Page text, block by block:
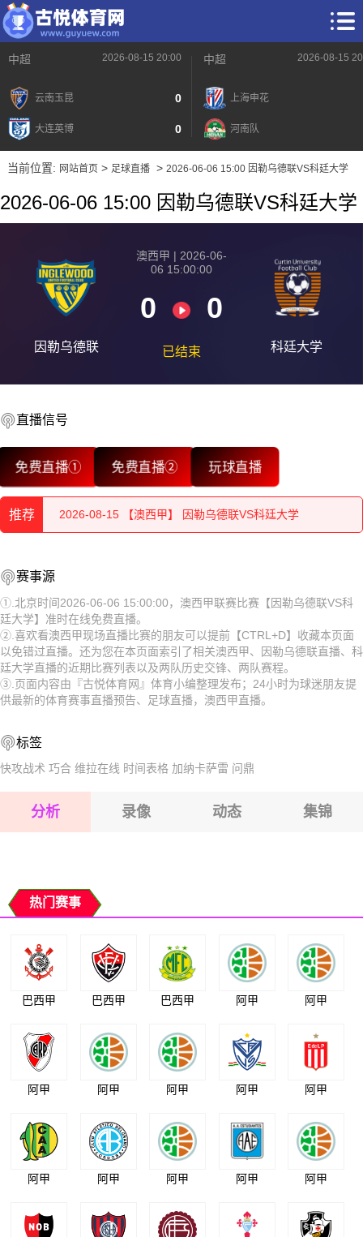
中超 2026-08-15 20:00
云南玉昆 0
大连英博 0
中超 2026-08-15
上海申花
河南队
当前位置: 网站首页> 足球直播> 2026-06-06 15:00 因勒乌德联VS科廷大学
2026-06-06 15:00 因勒乌德联VS科廷大学
因勒乌德联
澳西甲 | 2026-06-
06 15:00:00
0 0
已结束 科廷大学
直播信号
免费直播① 免费直播② 玩球直播
推荐
2026-08-15 【澳西甲】 因勒乌德联VS科廷大学
2026-08-15 【澳西甲】 因勒乌德联VS科廷大学
2026-08-15 【澳西甲】 因勒乌德联VS科廷大学
2026-08-15 【澳西甲】 因勒乌德联VS科廷大学
2026-08-15 【澳西甲】 因勒乌德联VS科廷大学
2026-08-15 【澳西甲】 因勒乌德联VS科廷大学
2026-08-15 【澳西甲】 因勒乌德联VS科廷大学
2026-08-15 【澳西甲】 因勒乌德联VS科廷大学
2026-08-15 【澳西甲】 因勒乌德联VS科廷大学
2026-08-15 【澳西甲】 因勒乌德联VS科廷大学
赛事源
①.北京时间2026-06-06 15:00:00，澳西甲联赛比赛【因勒乌德联VS科
廷大学】准时在线免费直播。
②.喜欢看澳西甲现场直播比赛的朋友可以提前【CTRL+D】收藏本页面
以免错过直播。还为您在本页面索引了相关澳西甲、因勒乌德联直播、科
廷大学直播的近期比赛列表以及两队历史交锋、两队赛程。
③.页面内容由『古悦体育网』体育小编整理发布；24小时为球迷朋友提
供最新的体育赛事直播预告、足球直播，澳西甲直播。
标签
快攻战术 巧合 维拉在线 时间表格 加纳卡萨雷 问鼎
分析 录像 动态 集锦
热门赛事
巴西甲 巴西甲 巴西甲 阿甲 阿甲
阿甲 阿甲 阿甲 阿甲 阿甲
阿甲 阿甲 阿甲 阿甲 阿甲